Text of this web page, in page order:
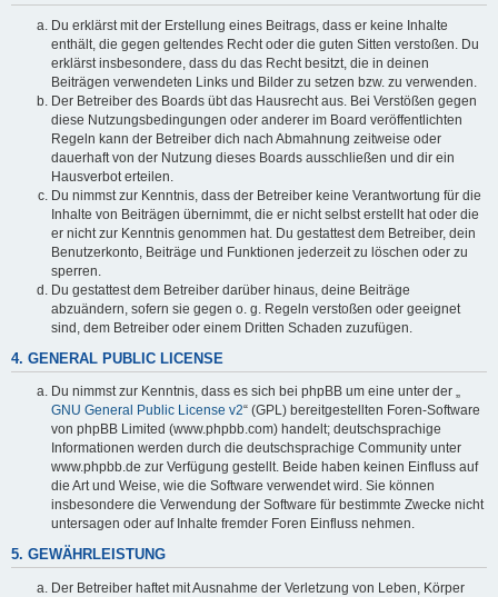
Du erklärst mit der Erstellung eines Beitrags, dass er keine Inhalte
enthält, die gegen geltendes Recht oder die guten Sitten verstoßen. Du
erklärst insbesondere, dass du das Recht besitzt, die in deinen
Beiträgen verwendeten Links und Bilder zu setzen bzw. zu verwenden.
Der Betreiber des Boards übt das Hausrecht aus. Bei Verstößen gegen
diese Nutzungsbedingungen oder anderer im Board veröffentlichten
Regeln kann der Betreiber dich nach Abmahnung zeitweise oder
dauerhaft von der Nutzung dieses Boards ausschließen und dir ein
Hausverbot erteilen.
Du nimmst zur Kenntnis, dass der Betreiber keine Verantwortung für die
Inhalte von Beiträgen übernimmt, die er nicht selbst erstellt hat oder die
er nicht zur Kenntnis genommen hat. Du gestattest dem Betreiber, dein
Benutzerkonto, Beiträge und Funktionen jederzeit zu löschen oder zu
sperren.
Du gestattest dem Betreiber darüber hinaus, deine Beiträge
abzuändern, sofern sie gegen o. g. Regeln verstoßen oder geeignet
sind, dem Betreiber oder einem Dritten Schaden zuzufügen.
4. GENERAL PUBLIC LICENSE
Du nimmst zur Kenntnis, dass es sich bei phpBB um eine unter der „
GNU General Public License v2“ (GPL) bereitgestellten Foren-Software
von phpBB Limited (www.phpbb.com) handelt; deutschsprachige
Informationen werden durch die deutschsprachige Community unter
www.phpbb.de zur Verfügung gestellt. Beide haben keinen Einfluss auf
die Art und Weise, wie die Software verwendet wird. Sie können
insbesondere die Verwendung der Software für bestimmte Zwecke nicht
untersagen oder auf Inhalte fremder Foren Einfluss nehmen.
5. GEWÄHRLEISTUNG
Der Betreiber haftet mit Ausnahme der Verletzung von Leben, Körper